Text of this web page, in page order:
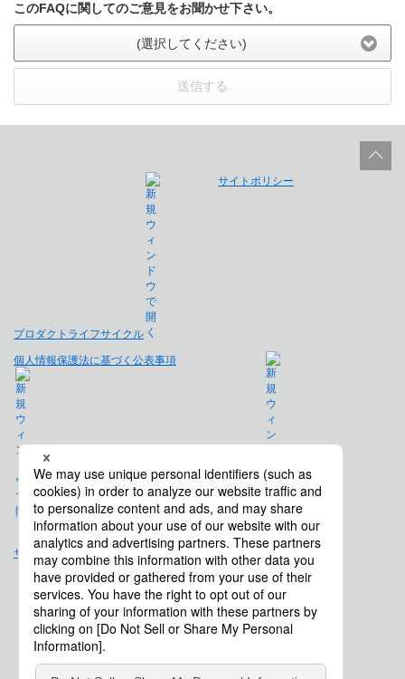
このFAQに関してのご意見をお聞かせ下さい。
(選択してください)
送信する
プロダクトライフサイクル
サイトポリシー
個人情報保護法に基づく公表事項
免責事項
サイトマップ